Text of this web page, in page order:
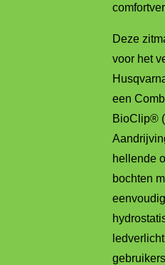
Deze
voor het
een
BioClip®
hellende
bochten